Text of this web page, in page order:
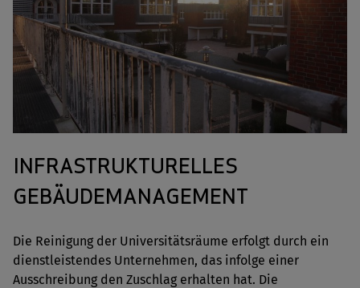
INFRASTRUKTURELLES
GEBÄUDEMANAGEMENT
Die Reinigung der Universitätsräume erfolgt durch ein
dienstleistendes Unternehmen, das infolge einer
Ausschreibung den Zuschlag erhalten hat. Die